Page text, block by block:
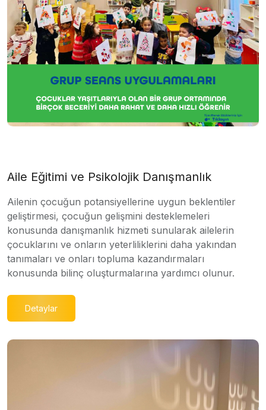
Aile Eğitimi ve Psikolojik Danışmanlık
Ailenin çocuğun potansiyellerine uygun beklentiler
geliştirmesi, çocuğun gelişmini desteklemeleri
konusunda danışmanlık hizmeti sunularak ailelerin
çocuklarını ve onların yeterliliklerini daha yakından
tanımaları ve onları topluma kazandırmaları
konusunda bilinç oluşturmalarına yardımcı olunur.
Detaylar